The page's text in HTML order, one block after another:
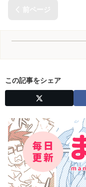
この記事をシェア